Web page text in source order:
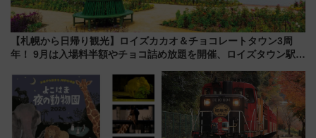
【札幌から日帰り観光】ロイズカカオ＆チョコレートタウン3周
年！ 9月は入場料半額やチョコ詰め放題を開催、ロイズタウン駅か